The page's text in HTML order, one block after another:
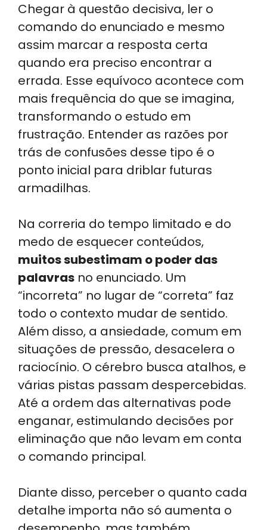
Chegar à questão decisiva, ler o
comando do enunciado e mesmo
assim marcar a resposta certa
quando era preciso encontrar a
errada. Esse equívoco acontece com
mais frequência do que se imagina,
transformando o estudo em
frustração. Entender as razões por
trás de confusões desse tipo é o
ponto inicial para driblar futuras
armadilhas.
Na correria do tempo limitado e do
medo de esquecer conteúdos,
muitos subestimam o poder das
palavras no enunciado. Um
“incorreta” no lugar de “correta” faz
todo o contexto mudar de sentido.
Além disso, a ansiedade, comum em
situações de pressão, desacelera o
raciocínio. O cérebro busca atalhos, e
várias pistas passam despercebidas.
Até a ordem das alternativas pode
enganar, estimulando decisões por
eliminação que não levam em conta
o comando principal.
Diante disso, perceber o quanto cada
detalhe importa não só aumenta o